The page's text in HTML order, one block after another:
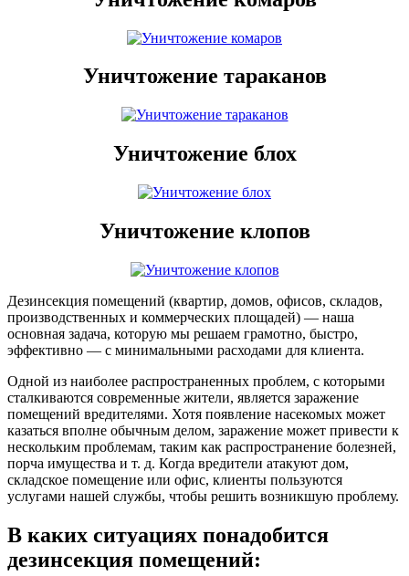
Уничтожение тараканов
Уничтожение блох
Уничтожение клопов
Дезинсекция помещений (квартир, домов, офисов, складов,
производственных и коммерческих площадей) — наша
основная задача, которую мы решаем грамотно, быстро,
эффективно — с минимальными расходами для клиента.
Одной из наиболее распространенных проблем, с которыми
сталкиваются современные жители, является заражение
помещений вредителями. Хотя появление насекомых может
казаться вполне обычным делом, заражение может привести к
нескольким проблемам, таким как распространение болезней,
порча имущества и т. д. Когда вредители атакуют дом,
складское помещение или офис, клиенты пользуются
услугами нашей службы, чтобы решить возникшую проблему.
В каких ситуациях понадобится
дезинсекция помещений: